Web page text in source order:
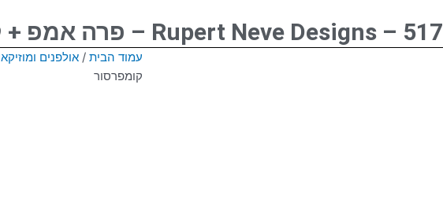
Rupert Neve Designs – 517 – פרה אמפ + קומפרסור
עמוד הבית/ אולפנים
קומפרסור